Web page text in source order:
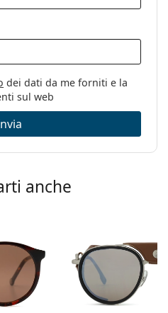
dei dati da me forniti e la
sul web
anche